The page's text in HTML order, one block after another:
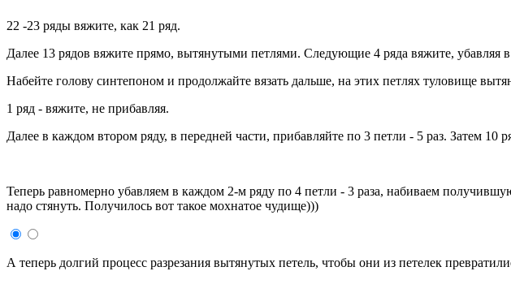
22 -23 ряды вяжите, как 21 ряд.
Далее 13 рядов вяжите прямо, вытянутыми петлями. Следующие 4 ряда вяжите, убавляя
Набейте голову синтепоном и продолжайте вязать дальше, на этих петлях туловище
1 ряд - вяжите, не прибавляя.
Далее в каждом втором ряду, в передней части, прибавляйте по 3 петли - 5 раз. Затем 10
Теперь равномерно убавляем в каждом 2-м ряду по 4 петли - 3 раза, набиваем
надо стянуть. Получилось вот такое мохнатое чудище)))
А теперь долгий процесс разрезания вытянутых петель, чтобы они из петелек